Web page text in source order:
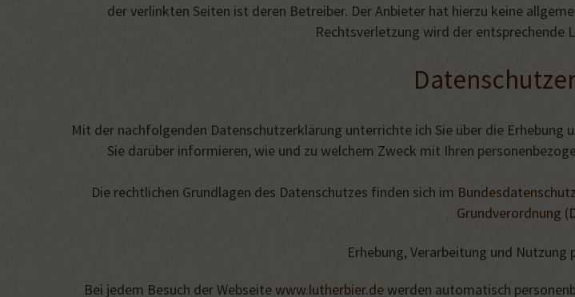
der verlinkten Seiten ist deren Betreiber. Der Anbieter hat hierzu keine
Rechtsverletzung wird der entsprechende
Mit der nachfolgenden Datenschutzerklärung unterrichte ich Sie über die Erhebung
Sie darüber informieren, wie und zu welchem Zweck mit Ihren
Die rechtlichen Grundlagen des Datenschutzes finden sich im
Grundverordnung
Erhebung, Verarbeitung und Nutzung
Bei jedem Besuch der Webseitewww.lutherbier.dewerden automatisch